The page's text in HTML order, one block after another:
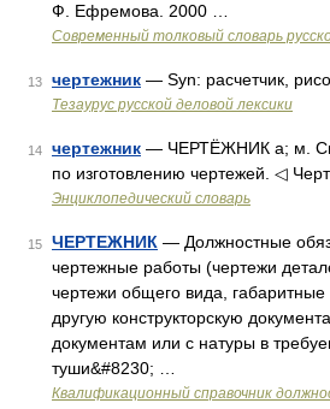
Ф. Ефремова. 2000 …
Современный толковый словарь
13 чертежник — Syn: расчетчик,
Тезаурус русской деловой лексики
14 чертежник — ЧЕРТЁЖНИК а; м.
по изготовлению чертежей. ◁
Энциклопедический словарь
15 ЧЕРТЕЖНИК — Должностные
чертежные работы (чертежи
чертежи общего вида,
другую конструкторскую
документам или с натуры в
туши&#8230; …
Квалификационный справочник